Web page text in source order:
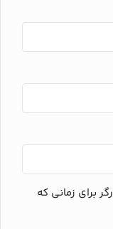
برای زمانی که